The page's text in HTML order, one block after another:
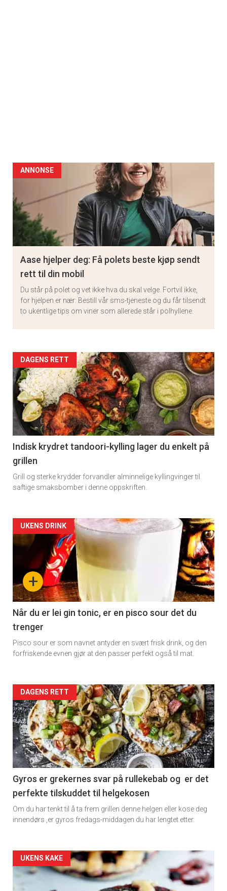
ANNONSE
Aase hjelper deg: Få polets beste kjøp sendt
rett til din mobil
Du står på polet og vet ikke hva du skal velge. Fortvil ikke,
for hjelpen er nær: Bestill vår sms-tjeneste og du får tilsendt
to ukentlige tips om viner som allerede står i polhyllene.
Artikler
detail
-
section
11
DAGENS RETT
Indisk krydret tandoori-kylling lager du enkelt på
grillen
Grill og sterke krydder forvandler alminnelige kyllingvinger til
saftige smaksbomber i denne oppskriften.
Artikler
detail
section
11
Dagens
rett
+
UKENS DRINK
Når du er lei gin tonic, er en pisco sour det du
trenger
Pisco sour er som navnet antyder en svært frisk drink, og den
forfriskende evnen gjør at den passer perfekt også til mat.
Artikler
detail
-
section
11
Dagens
rett
DAGENS RETT
Gyros er grekernes svar på rullekebab og er det
perfekte tilskuddet til helgekosen
Om du har tenkt til å ta frem grillen denne helgen eller kose deg
innendørs ,er gyros fredags-middagen du har lengtet etter.
Artikler
detail
UKENS KAKE